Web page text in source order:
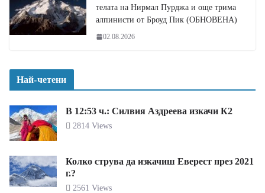
телата на Нирмал Пурджа и още трима
алпинисти от Броуд Пик (ОБНОВЕНА)
02.08.2026
Най-четени
В 12:53 ч.: Силвия Аздреева изкачи К2
2814 Views
Колко струва да изкачиш Еверест през 2021
г.?
2561 Views